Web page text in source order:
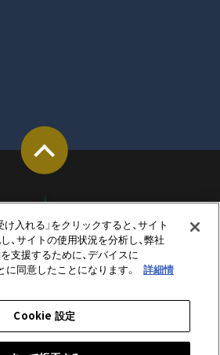
入れる」をクリックすると、サイト
、サイトの使用状況を分析し、弊社
支援するために、デバイスに
同意したことになります。
詳細情
Cookie 設定